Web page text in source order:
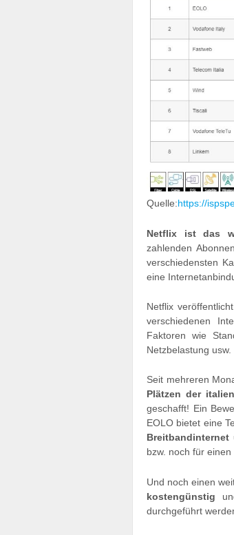
Quelle:https://
Netflix ist das
zahlenden
verschiedensten
eine
Netflix
verschiedenen
Faktoren wie
Netzbelastung
Seit mehreren
Plätzen der
geschafft! Ein
EOLO bietet eine
Breitbandinternet
bzw. noch für
Und noch einen
kostengünstig
durchgeführt